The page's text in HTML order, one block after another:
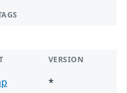
VERSION
*